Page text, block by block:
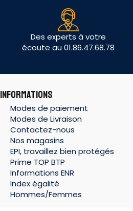
Des experts à votre
écoute au 01.86.47.68.78
INFORMATIONS
Modes de paiement
Modes de Livraison
Contactez-nous
Nos magasins
EPI, travaillez bien protégés
Prime TOP BTP
Informations ENR
Index égalité
Hommes/Femmes